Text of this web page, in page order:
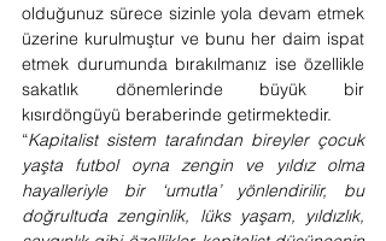
olduğunuz sürece sizinle yola devam etmek
üzerine kurulmuştur ve bunu her daim ispat
etmek durumunda bırakılmanız ise özellikle
sakatlık dönemlerinde büyük bir
kısırdöngüyü beraberinde getirmektedir.
“Kapitalist sistem tarafından bireyler çocuk
yaşta futbol oyna zengin ve yıldız olma
hayalleriyle bir ‘umutla’ yönlendirilir, bu
doğrultuda zenginlik, lüks yaşam, yıldızlık,